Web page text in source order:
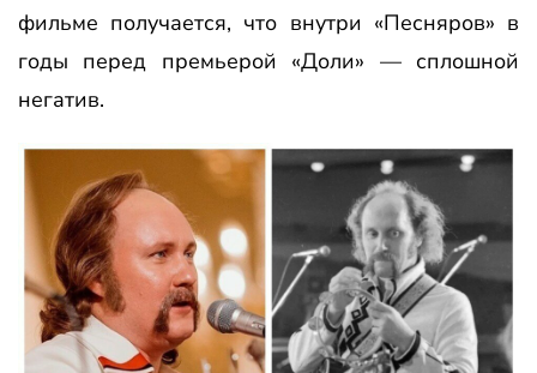
фильме получается, что внутри «Песняров» в
годы перед премьерой «Доли» — сплошной
негатив.